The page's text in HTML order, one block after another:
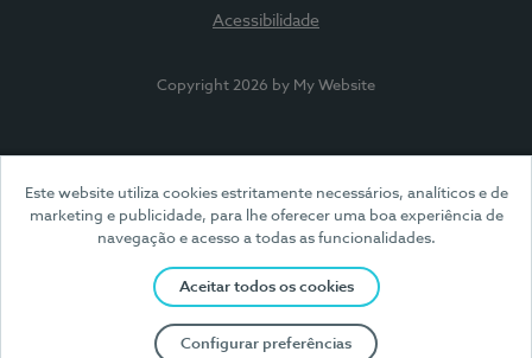
Este website utiliza cookies estritamente necessários, analíticos e de
marketing e publicidade, para lhe oferecer uma boa experiência de
navegação e acesso a todas as funcionalidades.
Aceitar todos os cookies
Configurar preferências
Acessibilidade
Copyright 2026 by My Website